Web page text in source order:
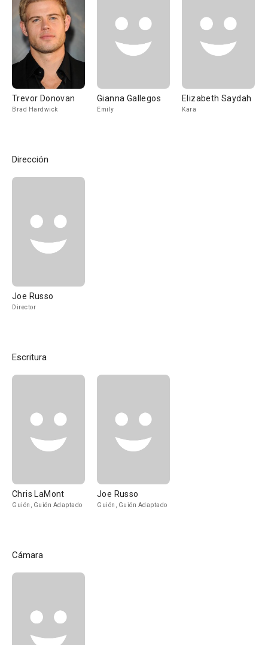
Trevor Donovan
Brad Hardwick
Gianna Gallegos
Emily
Elizabeth Saydah
Kara
Dirección
Joe Russo
Director
Escritura
Chris LaMont
Guión, Guión Adaptado
Joe Russo
Guión, Guión Adaptado
Cámara